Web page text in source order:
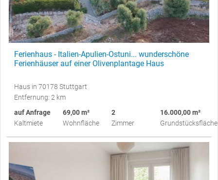
Ferienhaus - Italien-Apulien-Ostuni... wunderschöne
Ferienhäuser auf einer Olivenplantage Haus
Haus in 70178 Stuttgart
Entfernung: 2 km
auf Anfrage
Kaltmiete
69,00 m²
Wohnfläche
2
Zimmer
16.000,00 m²
Grundstücksfläche